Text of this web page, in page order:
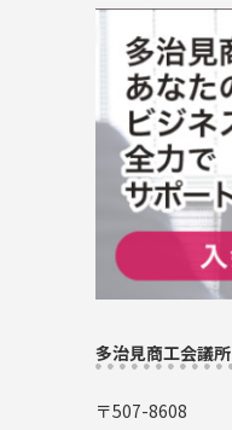
多治見商工会議所
〒507-8608